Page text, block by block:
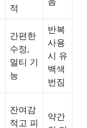
적
간편한
수정,
멀티 기
능
반복
사용
시 유
백색
번짐
잔여감
적고 피
약간